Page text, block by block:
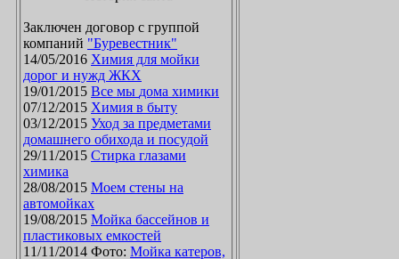
Заключен договор с группой
компаний "Буревестник"
14/05/2016 Химия для мойки
дорог и нужд ЖКХ
19/01/2015
Все мы дома химики
07/12/2015 Химия в быту
03/12/2015 Уход за предметами
домашнего обихода и посудой
29/11/2015 Стирка глазами
химика
28/08/2015 Моем стены на
автомойках
19/08/2015 Мойка бассейнов и
пластиковых емкостей
11/11/2014 Фото: Мойка катеров,